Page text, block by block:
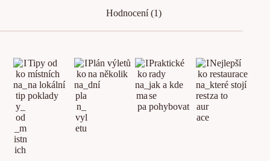
Hodnocení (1)
Tipy od
místních
na lokální
poklady
Plán výletů
na několik
dní
Praktické
rady
jak a kde
se
pohybovat
Nejlepší
restaurace
které stojí
za to